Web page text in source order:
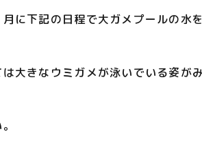
に下記の日程で大ガメプールの水
大きなウミガメが泳いでいる姿が